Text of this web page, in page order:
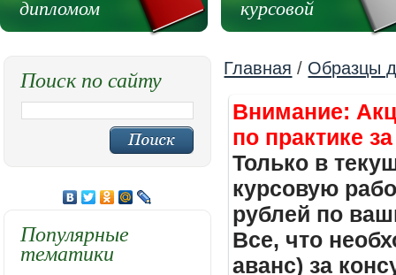
дипломом
курсовой
Главная / Образцы
Внимание:
по практике
Только в
курсовую
рублей по
Все, что
аванс) за
Поиск по сайту
Популярные
тематики